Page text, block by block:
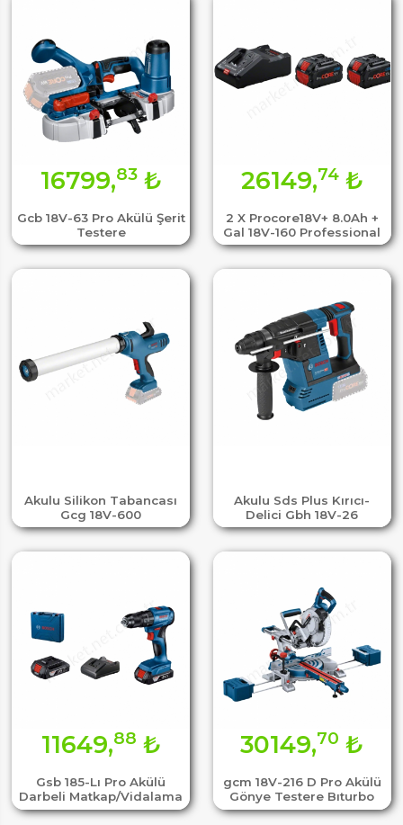
Gcb 18V-63 Pro Akülü Şerit
Testere
16799,83₺
2 X Procore18V+ 8.0Ah +
Gal 18V-160 Professional
26149,74₺
Akulu Silikon Tabancası
Gcg 18V-600
Akulu Sds Plus Kırıcı-
Delici Gbh 18V-26
Gsb 185-Lı Pro Akülü
Darbeli Matkap/Vidalama
11649,88 ₺
gcm 18V-216 D Pro Akülü
Gönye Testere Bıturbo
30149,70 ₺